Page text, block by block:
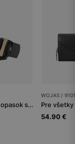
Čierny dámsky opasok s výraznou zlatou prackou
WOJAS /
54.90 €